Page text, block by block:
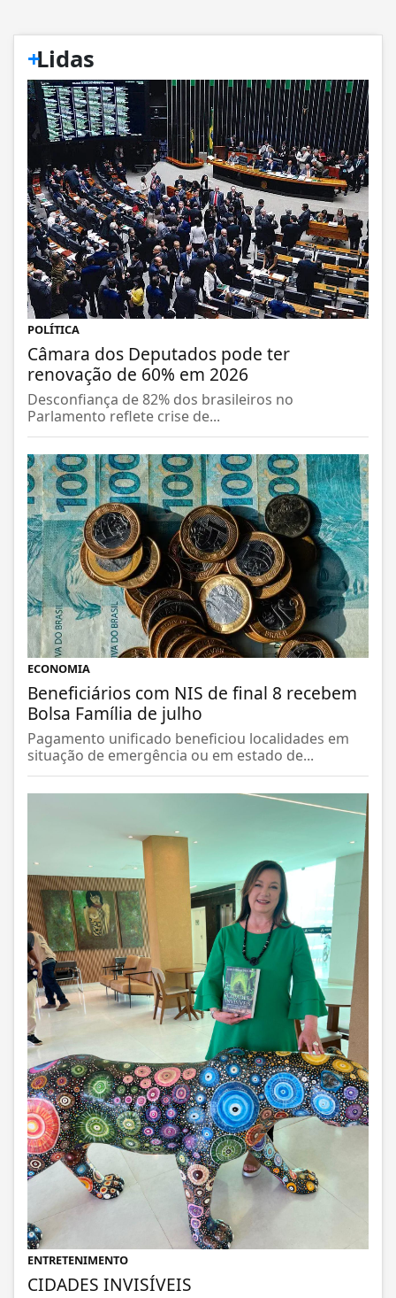
+
Lidas
POLÍTICA
Câmara dos Deputados pode ter
renovação de 60% em 2026
Desconfiança de 82% dos brasileiros no
Parlamento reflete crise de...
ECONOMIA
Beneficiários com NIS de final 8 recebem
Bolsa Família de julho
Pagamento unificado beneficiou localidades em
situação de emergência ou em estado de...
ENTRETENIMENTO
CIDADES INVISÍVEIS